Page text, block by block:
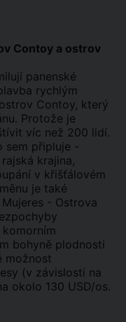
Contoy a ostrov
panenské
rychlým
Contoy, který
Protože je
víc než 200 lidí.
sem připluje -
krajina,
v křišťálovém
je také
- Ostrova
bohyně plodnosti
možnost
(v závislosti na
okolo 130 USD/os.